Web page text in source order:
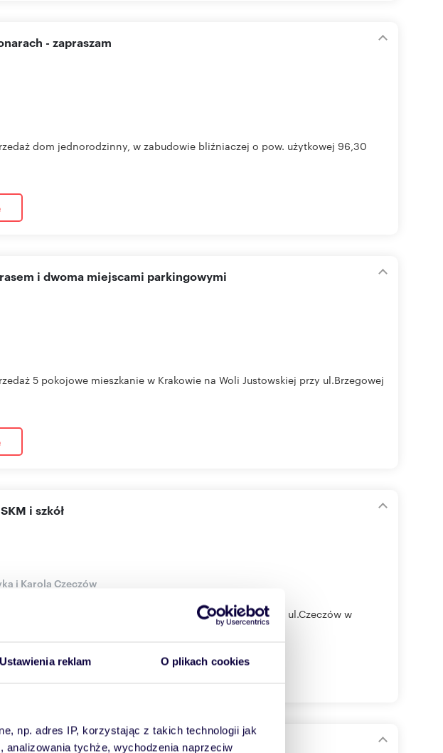
Ustawienia reklam O plikach cookies
np. adres IP, korzystając z takich technologii jak
tychże, wychodzenia naprzeciw
- zapraszam
dom jednorodzinny, w zabudowie bliźniaczej o pow. użytkowej 96,30
i dwoma miejscami parkingowymi
5 pokojowe mieszkanie w Krakowie na Woli Justowskiej przy ul.Brzegowej
i szkół
i Karola Czeczów
mieszkanie 2-u pokojowe o powierzchni 43m2 przy ul.Czeczów w
do zamieszkania polecam!